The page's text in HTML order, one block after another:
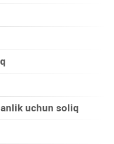
uchun soliq